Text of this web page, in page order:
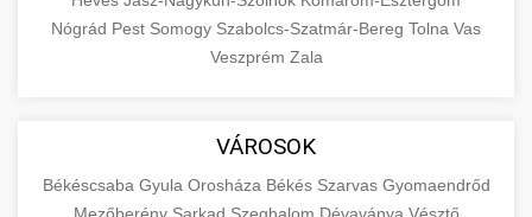
Nógrád Pest Somogy Szabolcs-Szatmár-Bereg Tolna Vas
Veszprém Zala
VÁROSOK
Békéscsaba Gyula Orosháza Békés Szarvas Gyomaendrőd